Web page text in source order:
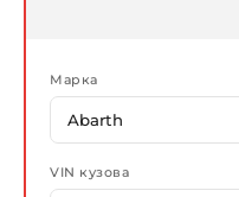
Марка
VIN кузова